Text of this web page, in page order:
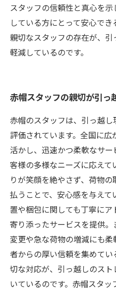
スタッフの信頼性と真心を
している方にとって安心でき
親切なスタッフの存在が、
軽減しているのです。
赤帽スタッフの親切が引っ
赤帽のスタッフは、引っ越
評価されています。全国に
活かし、迅速かつ柔軟なサ
客様の多様なニーズに応えて
りが笑顔を絶やさず、荷物
払うことで、安心感を与え
置や梱包に関しても丁寧に
寄り添ったサービスを提供
変更や急な荷物の増減にも
者からの厚い信頼を集めて
切な対応が、引っ越しのス
いているのです。赤帽スタ